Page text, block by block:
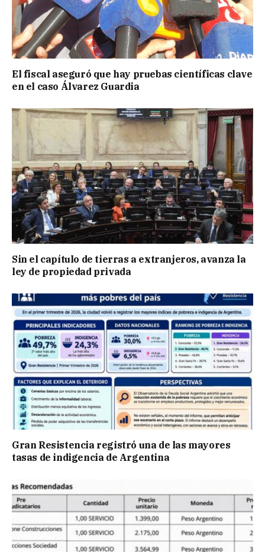
El fiscal aseguró que hay pruebas científicas clave
en el caso Álvarez Guardia
Sin el capítulo de tierras a extranjeros, avanza la
ley de propiedad privada
Gran Resistencia registró una de las mayores
tasas de indigencia de Argentina